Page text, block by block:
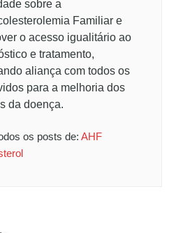
sobre a
Familiar e
o acesso igualitário ao
e tratamento,
aliança com todos os
para a melhoria dos
da doença.
os posts de: AHF